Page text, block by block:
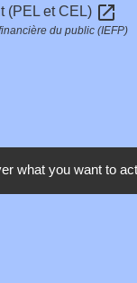
(PEL et CEL) open_in_new
du public (IEFP)
what you want to